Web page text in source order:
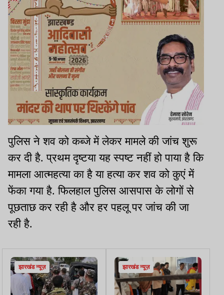
पुलिस ने शव को कब्जे में लेकर मामले की जांच शुरू
कर दी है. प्रथम दृष्टया यह स्पष्ट नहीं हो पाया है कि
मामला आत्महत्या का है या हत्या कर शव को कुएं में
फेंका गया है. फिलहाल पुलिस आसपास के लोगों से
पूछताछ कर रही है और हर पहलू पर जांच की जा
रही है.
झारखंड न्यूज़ झारखंड न्यूज़